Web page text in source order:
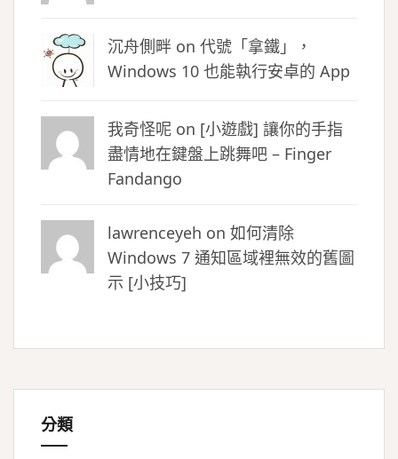
沉舟側畔 on 代號「拿鐵」，
Windows 10 也能執行安卓的 App
我奇怪呢 on [小遊戲] 讓你的手指
盡情地在鍵盤上跳舞吧 – Finger
Fandango
lawrenceyeh on 如何清除
Windows 7 通知區域裡無效的舊圖
示 [小技巧]
分類